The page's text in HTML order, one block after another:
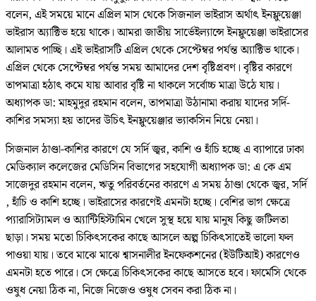
বলেন, এই সময়ে মানে এপ্রিল মাস থেকে সিজনাল ভাইরাস অর্থাৎ ইনফ্লুয়েঞ্জা
ভাইরাস অ্যাক্টিভ হয়ে থাকে। আমরা জাতীয় সার্ভেইল্যান্সে ইনফ্লুয়েঞ্জা ভাইরাসের
আলামত পাচ্ছি। এই ভাইরাসটি এপ্রিল থেকে সেপ্টেম্বর পর্যন্ত অ্যাক্টিভ থাকে।
এপ্রিল থেকে সেপ্টেম্বর পর্যন্ত সময় আমাদের দেশ বৃষ্টিপ্রবণ। বৃষ্টির কারণে
তাপমাত্রা হঠাৎ কমে যায় আবার বৃষ্টি না থাকলে সর্বোচ্চ মাত্রা উঠে যায়।
অধ্যাপক ডা: মাহমুদুর রহমান বলেন, তাপমাত্রা উঠানামা করায় যাদের সর্দি-
কাশির সমস্যা হয় তাদের উচিৎ ইনফ্লুয়েঞ্জার ভ্যাকসিন নিয়ে নেয়া।
সিজনাল ঠাণ্ডা-কাশির কারণে যে সর্দি জ্বর, কাশি ও হাঁচি হচ্ছে এ ব্যাপারে ঢাকা
মেডিক্যাল কলেজের মেডিসিন বিভাগের সহযোগী অধ্যাপক ডা: এ কে এম
সাজেদুর রহমান বলেন, ঋতু পরিবর্তনের কারণে এ সময় ঠাণ্ডা থেকে জ্বর, সর্দি
, হাঁচি ও কাশি হচ্ছে। ভাইরাসের কারণেই এমনটা হচ্ছে। বেশির ভাগ ক্ষেত্রে
প্যারাসিট্যামল ও অ্যান্টিহিস্টামিন খেলে সুস্থ হয়ে যায় মানুষ কিছু জটিলতা
ছাড়া। সময় মতো চিকিৎসকের কাছে আসলে অল্প চিকিৎসাতেই ভালো ফল
পাওয়া যায়। তবে মাঝে মাঝে শ্বাসনালীর ইনফেকশনের (ইউটিআই) কারণেও
এমনটা হতে পারে। সে ক্ষেত্রে চিকিৎসকের কাছে আসতে হবে। ফার্মেসি থেকে
ওষুধ নেয়া ঠিক না, নিজে নিজেও ওষুধ সেবন করা ঠিক না।